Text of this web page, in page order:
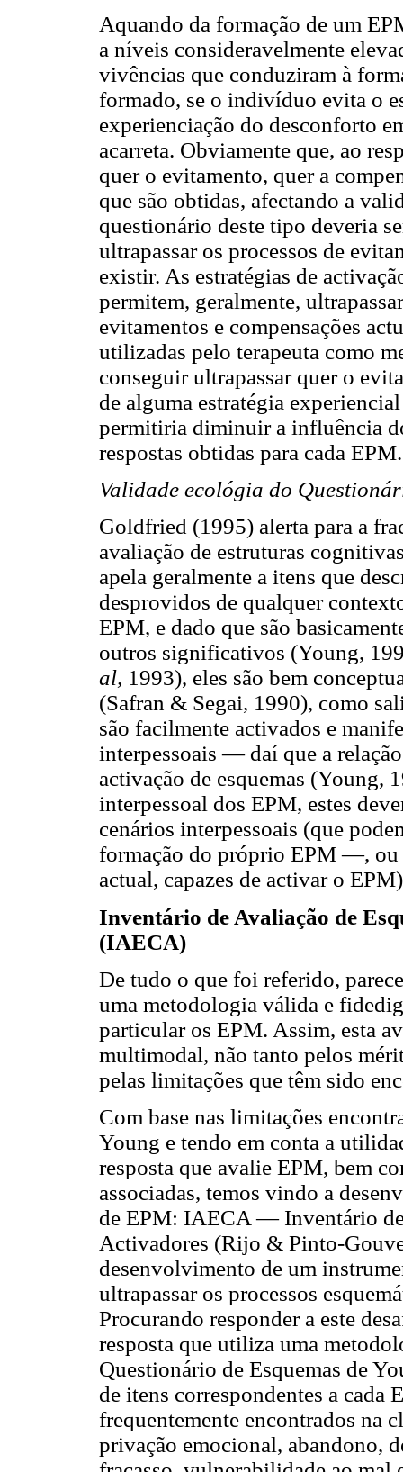
Aquando da formação de um
a níveis consideravelmente
vivências que conduziram à
formado, se o indivíduo evita o
experienciação do desconforto
acarreta. Obviamente que, ao
quer o evitamento, quer a
que são obtidas, afectando a
questionário deste tipo deveria
ultrapassar os processos de
existir. As estratégias de
permitem, geralmente,
evitamentos e compensações
utilizadas pelo terapeuta como
conseguir ultrapassar quer o
de alguma estratégia
permitiria diminuir a influência
respostas obtidas para cada EPM.
Validade ecológia do
Goldfried (1995) alerta para a
avaliação de estruturas
apela geralmente a itens que
desprovidos de qualquer
EPM, e dado que são
outros significativos (Young,
al, 1993), eles são bem
(Safran & Segai, 1990), como
são facilmente activados e
interpessoais — daí que a
activação de esquemas (Young,
interpessoal dos EPM, estes
cenários interpessoais (que
formação do próprio EPM —, ou
actual, capazes de activar o
Inventário de Avaliação de
(IAECA)
De tudo o que foi referido,
uma metodologia válida e
particular os EPM. Assim, esta
multimodal, não tanto pelos
pelas limitações que têm sido
Com base nas limitações
Young e tendo em conta a
resposta que avalie EPM, bem
associadas, temos vindo a
de EPM: IAECA — Inventário de
Activadores (Rijo & Pinto-
desenvolvimento de um
ultrapassar os processos
Procurando responder a este
resposta que utiliza uma
Questionário de Esquemas de
de itens correspondentes a cada
frequentemente encontrados na
privação emocional, abandono,